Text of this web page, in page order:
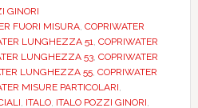
GINORI
FUORI MISURA, COPRIWATER
LUNGHEZZA 51, COPRIWATER
LUNGHEZZA 53, COPRIWATER
LUNGHEZZA 55, COPRIWATER
MISURE PARTICOLARI,
, ITALO, ITALO POZZI GINORI,